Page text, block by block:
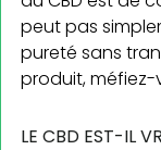
peut pas
pureté sans
produit, méfiez-
LE CBD EST-IL